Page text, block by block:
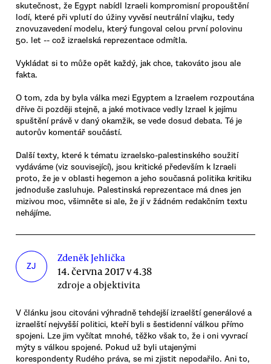
skutečnost, že Egypt nabídl Izraeli kompromisní propouštění
lodí, které při vplutí do úžiny vyvěsí neutrální vlajku, tedy
znovuzavedení modelu, který fungoval celou první polovinu
50. let -- což izraelská reprezentace odmítla.
Vykládat si to může opět každý, jak chce, takováto jsou ale
fakta.
O tom, zda by byla válka mezi Egyptem a Izraelem rozpoutána
dříve či později stejně, a jaké motivace vedly Izrael k jejímu
spuštění právě v daný okamžik, se vede dosud debata. Té je
autorův komentář součástí.
Další texty, které k tématu izraelsko-palestinského soužití
vydáváme (viz související), jsou kritické především k Izraeli
proto, že je v oblasti hegemon a jeho současná politika kritiku
jednoduše zasluhuje. Palestinská reprezentace má dnes jen
mizivou moc, všimněte si ale, že jí v žádném redakčním textu
nehájíme.
ZJ
Zdeněk Jehlička
14. června 2017 v 4.38
zdroje a objektivita
V článku jsou citováni výhradně tehdejší izraelští generálové a
izraelští nejvyšší politici, kteří byli s šestidenní válkou přímo
spojeni. Lze jim vyčítat mnohé, těžko však to, že i oni vyvrací
mýty s válkou spojené. Pokud už byli utajenými
korespondenty Rudého práva, se mi zjistit nepodařilo. Ani to,